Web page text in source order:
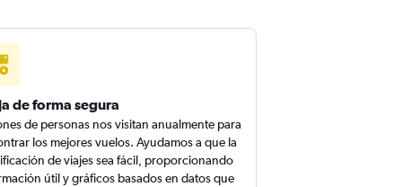
de forma segura
de personas nos visitan anualmente para
los mejores vuelos. Ayudamos a que la
de viajes sea fácil, proporcionando
útil y gráficos basados en datos que